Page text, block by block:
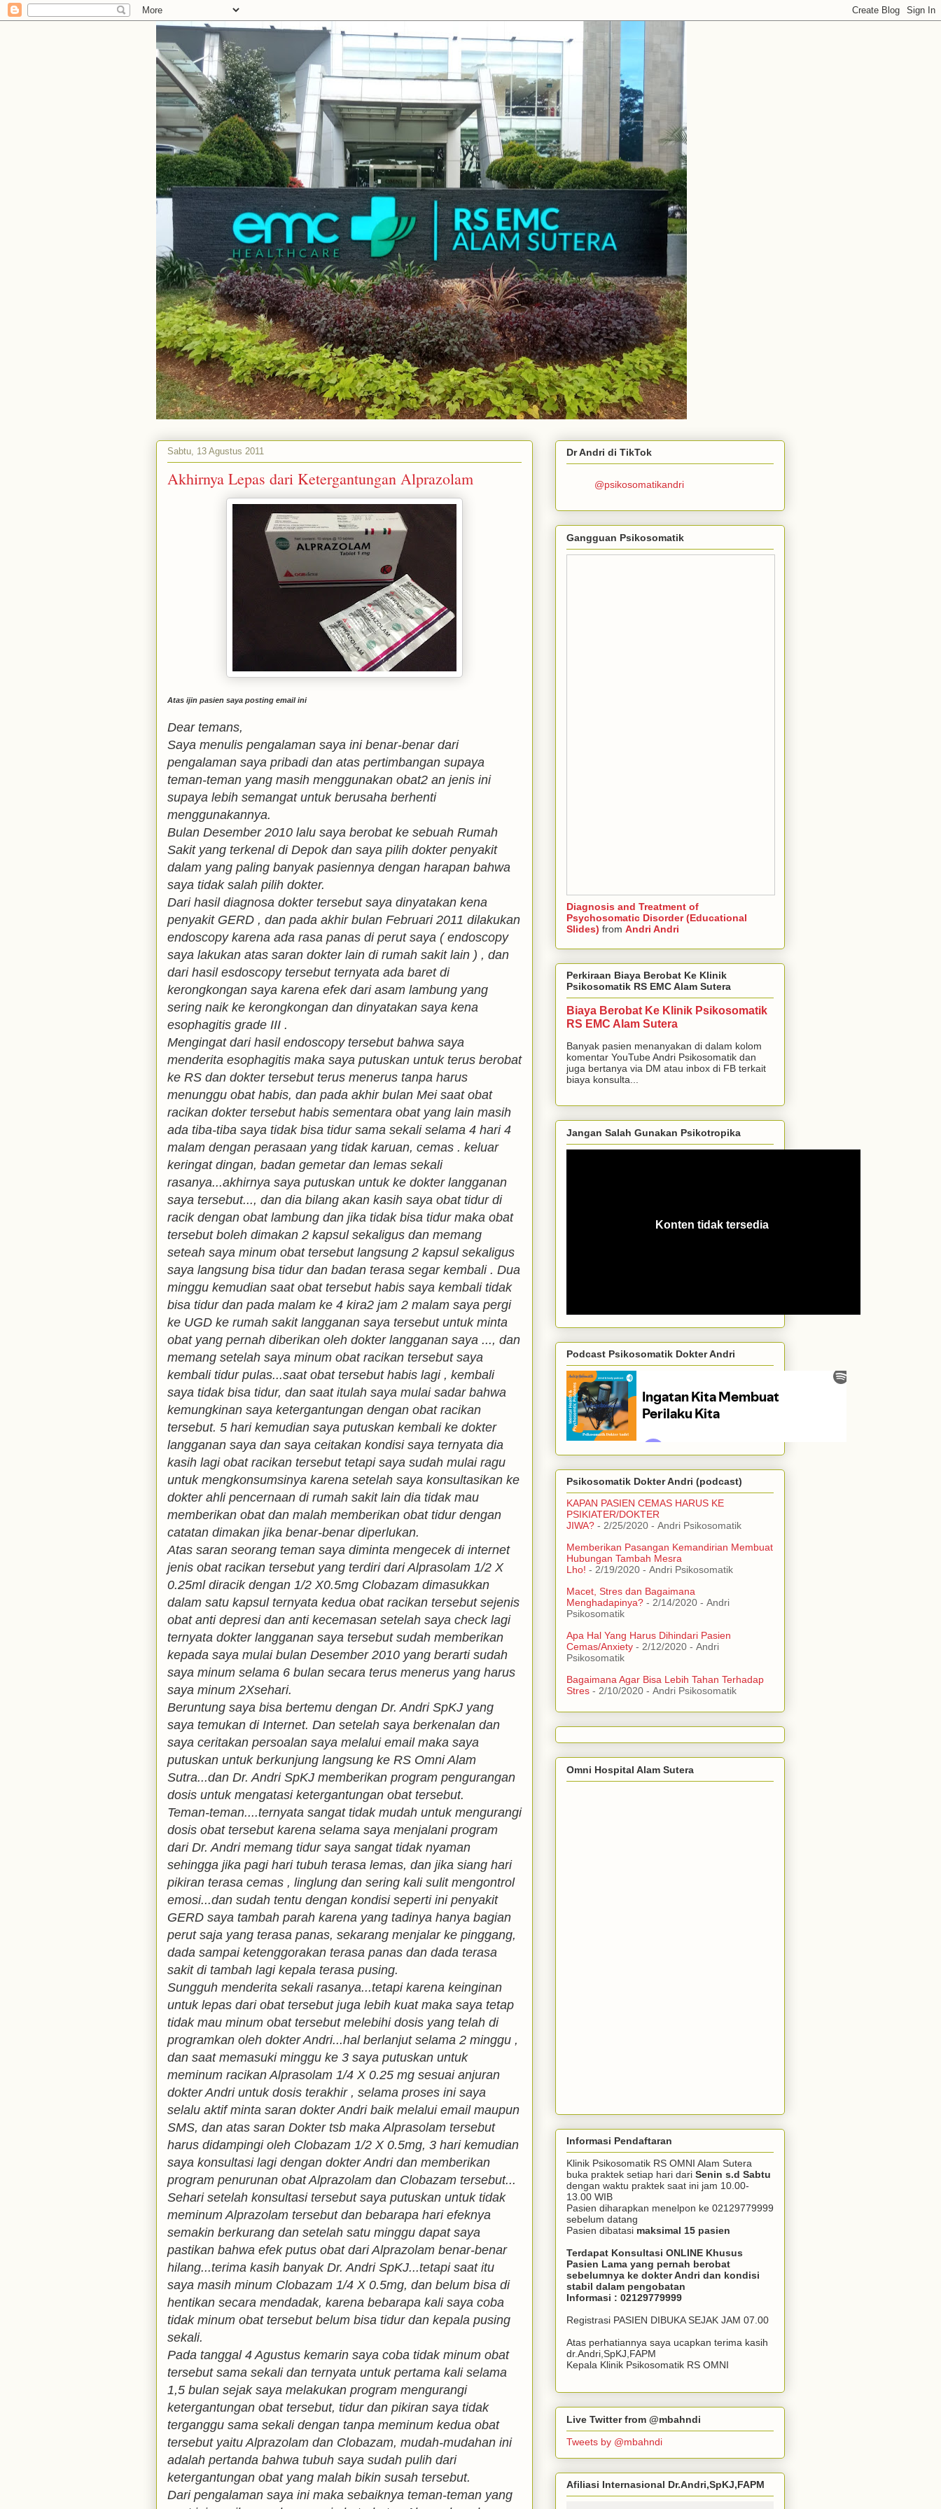
Sabtu, 13 Agustus 2011
Akhirnya Lepas dari Ketergantungan Alprazolam
Atas ijin pasien saya posting email ini
Dear temans,
Saya menulis pengalaman saya ini benar-benar dari
pengalaman saya pribadi dan atas pertimbangan supaya
teman-teman yang masih menggunakan obat2 an jenis ini
supaya lebih semangat untuk berusaha berhenti
menggunakannya.
Bulan Desember 2010 lalu saya berobat ke sebuah Rumah
Sakit yang terkenal di Depok dan saya pilih dokter penyakit
dalam yang paling banyak pasiennya dengan harapan bahwa
saya tidak salah pilih dokter.
Dari hasil diagnosa dokter tersebut saya dinyatakan kena
penyakit GERD , dan pada akhir bulan Februari 2011 dilakukan
endoscopy karena ada rasa panas di perut saya ( endoscopy
saya lakukan atas saran dokter lain di rumah sakit lain ) , dan
dari hasil esdoscopy tersebut ternyata ada baret di
kerongkongan saya karena efek dari asam lambung yang
sering naik ke kerongkongan dan dinyatakan saya kena
esophagitis grade III .
Mengingat dari hasil endoscopy tersebut bahwa saya
menderita esophagitis maka saya putuskan untuk terus berobat
ke RS dan dokter tersebut terus menerus tanpa harus
menunggu obat habis, dan pada akhir bulan Mei saat obat
racikan dokter tersebut habis sementara obat yang lain masih
ada tiba-tiba saya tidak bisa tidur sama sekali selama 4 hari 4
malam dengan perasaan yang tidak karuan, cemas . keluar
keringat dingan, badan gemetar dan lemas sekali
rasanya...akhirnya saya putuskan untuk ke dokter langganan
saya tersebut..., dan dia bilang akan kasih saya obat tidur di
racik dengan obat lambung dan jika tidak bisa tidur maka obat
tersebut boleh dimakan 2 kapsul sekaligus dan memang
seteah saya minum obat tersebut langsung 2 kapsul sekaligus
saya langsung bisa tidur dan badan terasa segar kembali . Dua
minggu kemudian saat obat tersebut habis saya kembali tidak
bisa tidur dan pada malam ke 4 kira2 jam 2 malam saya pergi
ke UGD ke rumah sakit langganan saya tersebut untuk minta
obat yang pernah diberikan oleh dokter langganan saya ..., dan
memang setelah saya minum obat racikan tersebut saya
kembali tidur pulas...saat obat tersebut habis lagi , kembali
saya tidak bisa tidur, dan saat itulah saya mulai sadar bahwa
kemungkinan saya ketergantungan dengan obat racikan
tersebut. 5 hari kemudian saya putuskan kembali ke dokter
langganan saya dan saya ceitakan kondisi saya ternyata dia
kasih lagi obat racikan tersebut tetapi saya sudah mulai ragu
untuk mengkonsumsinya karena setelah saya konsultasikan ke
dokter ahli pencernaan di rumah sakit lain dia tidak mau
memberikan obat dan malah memberikan obat tidur dengan
catatan dimakan jika benar-benar diperlukan.
Atas saran seorang teman saya diminta mengecek di internet
jenis obat racikan tersebut yang terdiri dari Alprasolam 1/2 X
0.25ml diracik dengan 1/2 X0.5mg Clobazam dimasukkan
dalam satu kapsul ternyata kedua obat racikan tersebut sejenis
obat anti depresi dan anti kecemasan setelah saya check lagi
ternyata dokter langganan saya tersebut sudah memberikan
kepada saya mulai bulan Desember 2010 yang berarti sudah
saya minum selama 6 bulan secara terus menerus yang harus
saya minum 2Xsehari.
Beruntung saya bisa bertemu dengan Dr. Andri SpKJ yang
saya temukan di Internet. Dan setelah saya berkenalan dan
saya ceritakan persoalan saya melalui email maka saya
putuskan untuk berkunjung langsung ke RS Omni Alam
Sutra...dan Dr. Andri SpKJ memberikan program pengurangan
dosis untuk mengatasi ketergantungan obat tersebut.
Teman-teman....ternyata sangat tidak mudah untuk mengurangi
dosis obat tersebut karena selama saya menjalani program
dari Dr. Andri memang tidur saya sangat tidak nyaman
sehingga jika pagi hari tubuh terasa lemas, dan jika siang hari
pikiran terasa cemas , linglung dan sering kali sulit mengontrol
emosi...dan sudah tentu dengan kondisi seperti ini penyakit
GERD saya tambah parah karena yang tadinya hanya bagian
perut saja yang terasa panas, sekarang menjalar ke pinggang,
dada sampai ketenggorakan terasa panas dan dada terasa
sakit di tambah lagi kepala terasa pusing.
Sungguh menderita sekali rasanya...tetapi karena keinginan
untuk lepas dari obat tersebut juga lebih kuat maka saya tetap
tidak mau minum obat tersebut melebihi dosis yang telah di
programkan oleh dokter Andri...hal berlanjut selama 2 minggu ,
dan saat memasuki minggu ke 3 saya putuskan untuk
meminum racikan Alprasolam 1/4 X 0.25 mg sesuai anjuran
dokter Andri untuk dosis terakhir , selama proses ini saya
selalu aktif minta saran dokter Andri baik melalui email maupun
SMS, dan atas saran Dokter tsb maka Alprasolam tersebut
harus didampingi oleh Clobazam 1/2 X 0.5mg, 3 hari kemudian
saya konsultasi lagi dengan dokter Andri dan memberikan
program penurunan obat Alprazolam dan Clobazam tersebut...
Sehari setelah konsultasi tersebut saya putuskan untuk tidak
meminum Alprazolam tersebut dan bebarapa hari efeknya
semakin berkurang dan setelah satu minggu dapat saya
pastikan bahwa efek putus obat dari Alprazolam benar-benar
hilang...terima kasih banyak Dr. Andri SpKJ...tetapi saat itu
saya masih minum Clobazam 1/4 X 0.5mg, dan belum bisa di
hentikan secara mendadak, karena bebarapa kali saya coba
tidak minum obat tersebut belum bisa tidur dan kepala pusing
sekali.
Pada tanggal 4 Agustus kemarin saya coba tidak minum obat
tersebut sama sekali dan ternyata untuk pertama kali selama
1,5 bulan sejak saya melakukan program mengurangi
ketergantungan obat tersebut, tidur dan pikiran saya tidak
terganggu sama sekali dengan tanpa meminum kedua obat
tersebut yaitu Alprazolam dan Clobazam, mudah-mudahan ini
adalah pertanda bahwa tubuh saya sudah pulih dari
ketergantungan obat yang malah bikin susah tersebut.
Dari pengalaman saya ini maka sebaiknya teman-teman yang
Dr Andri di TikTok
@psikosomatikandri
Gangguan Psikosomatik
Diagnosis and Treatment of
Psychosomatic Disorder (Educational
Slides) from Andri Andri
Perkiraan Biaya Berobat Ke Klinik
Psikosomatik RS EMC Alam Sutera
Biaya Berobat Ke Klinik Psikosomatik
RS EMC Alam Sutera
Banyak pasien menanyakan di dalam kolom
komentar YouTube Andri Psikosomatik dan
juga bertanya via DM atau inbox di FB terkait
biaya konsulta...
Jangan Salah Gunakan Psikotropika
Podcast Psikosomatik Dokter Andri
Psikosomatik Dokter Andri (podcast)
KAPAN PASIEN CEMAS HARUS KE
PSIKIATER/DOKTER
JIWA? - 2/25/2020 - Andri Psikosomatik
Memberikan Pasangan Kemandirian Membuat
Hubungan Tambah Mesra
Lho! - 2/19/2020 - Andri Psikosomatik
Macet, Stres dan Bagaimana
Menghadapinya? - 2/14/2020 - Andri
Psikosomatik
Apa Hal Yang Harus Dihindari Pasien
Cemas/Anxiety - 2/12/2020 - Andri
Psikosomatik
Bagaimana Agar Bisa Lebih Tahan Terhadap
Stres - 2/10/2020 - Andri Psikosomatik
Omni Hospital Alam Sutera
Informasi Pendaftaran
Klinik Psikosomatik RS OMNI Alam Sutera
buka praktek setiap hari dari Senin s.d Sabtu
dengan waktu praktek saat ini jam 10.00-
13.00 WIB
Pasien diharapkan menelpon ke 02129779999
sebelum datang
Pasien dibatasi maksimal 15 pasien
Terdapat Konsultasi ONLINE Khusus
Pasien Lama yang pernah berobat
sebelumnya ke dokter Andri dan kondisi
stabil dalam pengobatan
Informasi : 02129779999
Registrasi PASIEN DIBUKA SEJAK JAM 07.00
Atas perhatiannya saya ucapkan terima kasih
dr.Andri,SpKJ,FAPM
Kepala Klinik Psikosomatik RS OMNI
Live Twitter from @mbahndi
Tweets by @mbahndi
Afiliasi Internasional Dr.Andri,SpKJ,FAPM